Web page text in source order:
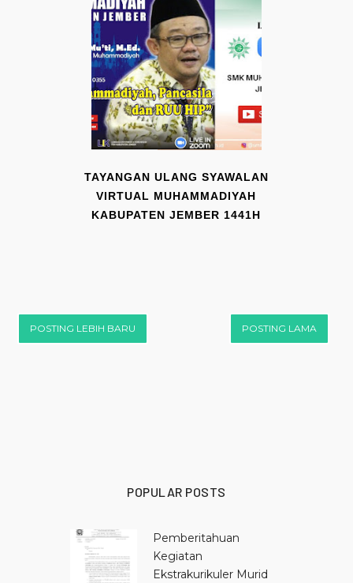
TAYANGAN ULANG SYAWALAN
VIRTUAL MUHAMMADIYAH
KABUPATEN JEMBER 1441H
POSTING LEBIH BARU POSTING LAMA
POPULAR POSTS
Pemberitahuan
Kegiatan
Ekstrakurikuler Murid